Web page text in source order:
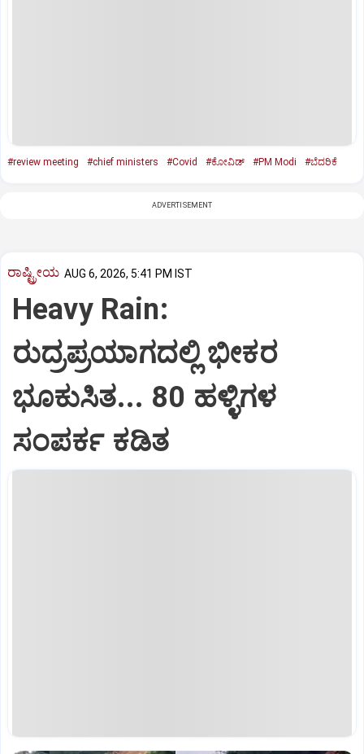
#review meeting #chief ministers #Covid #ಕೋವಿಡ್ #PM Modi #ಬೆದರಿಕೆ
ADVERTISEMENT
ರಾಷ್ಟ್ರೀಯ AUG 6, 2026, 5:41 PM IST
Heavy Rain:
ರುದ್ರಪ್ರಯಾಗದಲ್ಲಿ ಭೀಕರ
ಭೂಕುಸಿತ... 80 ಹಳ್ಳಿಗಳ
ಸಂಪರ್ಕ ಕಡಿತ